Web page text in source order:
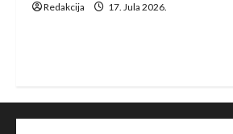
Redakcija 17. Jula 2026.